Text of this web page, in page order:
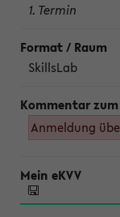
1. Termin
SkillsLab
Anmeldung